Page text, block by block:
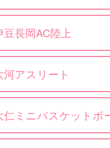
豆長岡AC陸上
河アスリート
仁ミニバスケットボ